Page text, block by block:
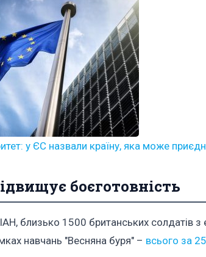
у ЄС назвали країну, яка може
боєготовність
близько 1500 британських солдатів з
навчань "Весняна буря" – всього за